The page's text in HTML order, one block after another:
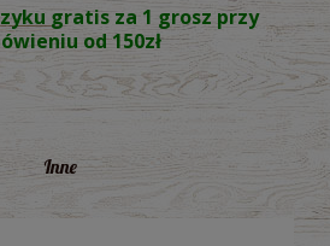
gratis za 1 grosz przy
od 150zł
Inne